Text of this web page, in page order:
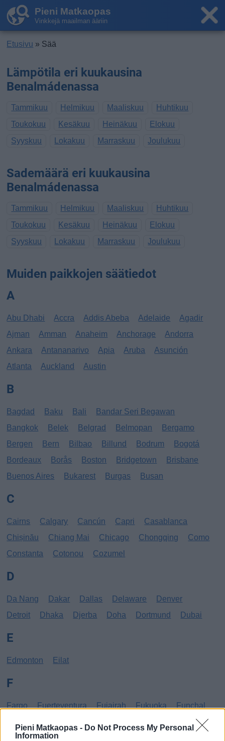
Pieni Matkaopas - Do Not Process My Personal
Information
Pieni Matkaopas
Vinkkejä maailman ääriin
Etusivu » Sää
Lämpötila eri kuukausina
Benalmádenassa
Tammikuu Helmikuu Maaliskuu
Huhtikuu
Toukokuu
Kesäkuu Heinäkuu
Elokuu
Syyskuu
Lokakuu Marraskuu Joulukuu
Sademäärä eri kuukausina
Benalmádenassa
Tammikuu Helmikuu Maaliskuu
Huhtikuu
Toukokuu
Kesäkuu Heinäkuu
Elokuu
Syyskuu
Lokakuu Marraskuu Joulukuu
Muiden paikkojen säätiedot
A
Abu Dhabi Accra Addis Abeba Adelaide
Agadir
Ajman
Amman Anaheim Anchorage
Andorra
Ankara
Antananarivo Apia Aruba
Asunción
Atlanta
Auckland Austin
B
Bagdad Baku Bali
Bandar Seri Begawan
Bangkok
Belek Belgrad Belmopan
Bergamo
Bergen
Bern Bilbao Billund Bodrum
Bogotá
Bordeaux
Borås Boston Bridgetown
Brisbane
Buenos Aires
Bukarest Burgas Busan
C
Cairns Calgary Cancún Capri
Casablanca
Chișinău
Chiang Mai Chicago Chongqing
Como
Constanta
Cotonou Cozumel
D
Da Nang Dakar Dallas Delaware
Denver
Detroit
Dhaka Djerba Doha Dortmund Dubai
E
Edmonton Eilat
F
Fargo Fuerteventura Fujairah Fukuoka Funchal